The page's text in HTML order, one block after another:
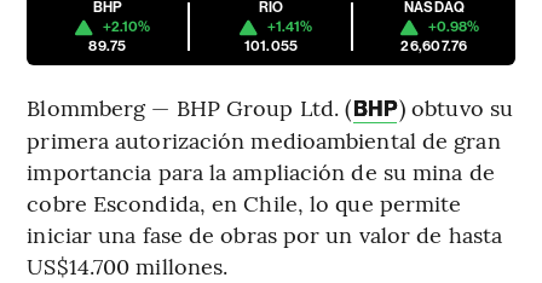
BHP
+2.10%
89.75
RIO
+1.41%
101.055
NASDAQ
+0.98%
26,607.76
Blommberg — BHP Group Ltd. (BHP) obtuvo su
primera autorización medioambiental de gran
importancia para la ampliación de su mina de
cobre Escondida, en Chile, lo que permite
iniciar una fase de obras por un valor de hasta
US$14.700 millones.